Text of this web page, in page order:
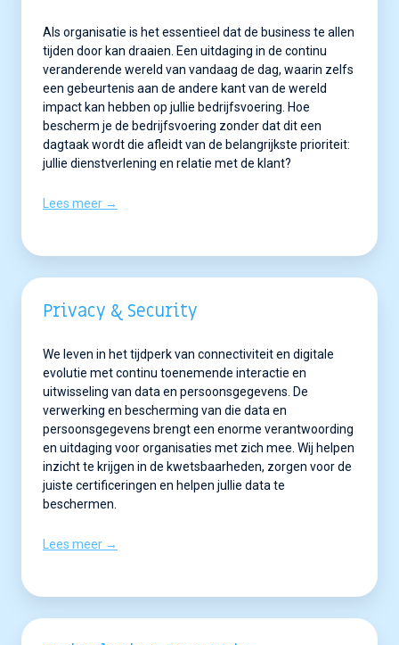
Als organisatie is het essentieel dat de business te allen
tijden door kan draaien. Een uitdaging in de continu
veranderende wereld van vandaag de dag, waarin zelfs
een gebeurtenis aan de andere kant van de wereld
impact kan hebben op jullie bedrijfsvoering. Hoe
bescherm je de bedrijfsvoering zonder dat dit een
dagtaak wordt die afleidt van de belangrijkste prioriteit:
jullie dienstverlening en relatie met de klant?
Lees meer →
Privacy & Security
We leven in het tijdperk van connectiviteit en digitale
evolutie met continu toenemende interactie en
uitwisseling van data en persoonsgegevens. De
verwerking en bescherming van die data en
persoonsgegevens brengt een enorme verantwoording
en uitdaging voor organisaties met zich mee. Wij helpen
inzicht te krijgen in de kwetsbaarheden, zorgen voor de
juiste certificeringen en helpen jullie data te
beschermen.
Lees meer →